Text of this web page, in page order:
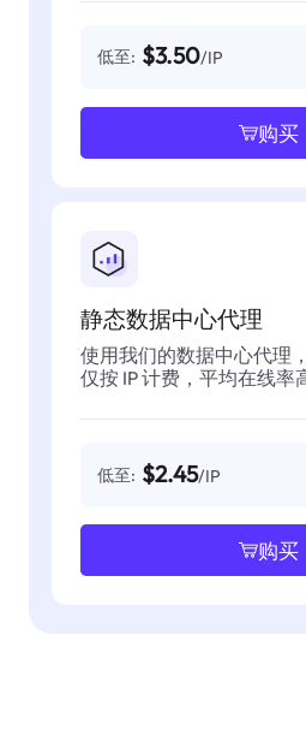
低至: $3.50/IP
购买
静态数据中心代理
使用我们的数据中心代理
仅按 IP 计费，平均在线率
低至: $2.45/IP
购买